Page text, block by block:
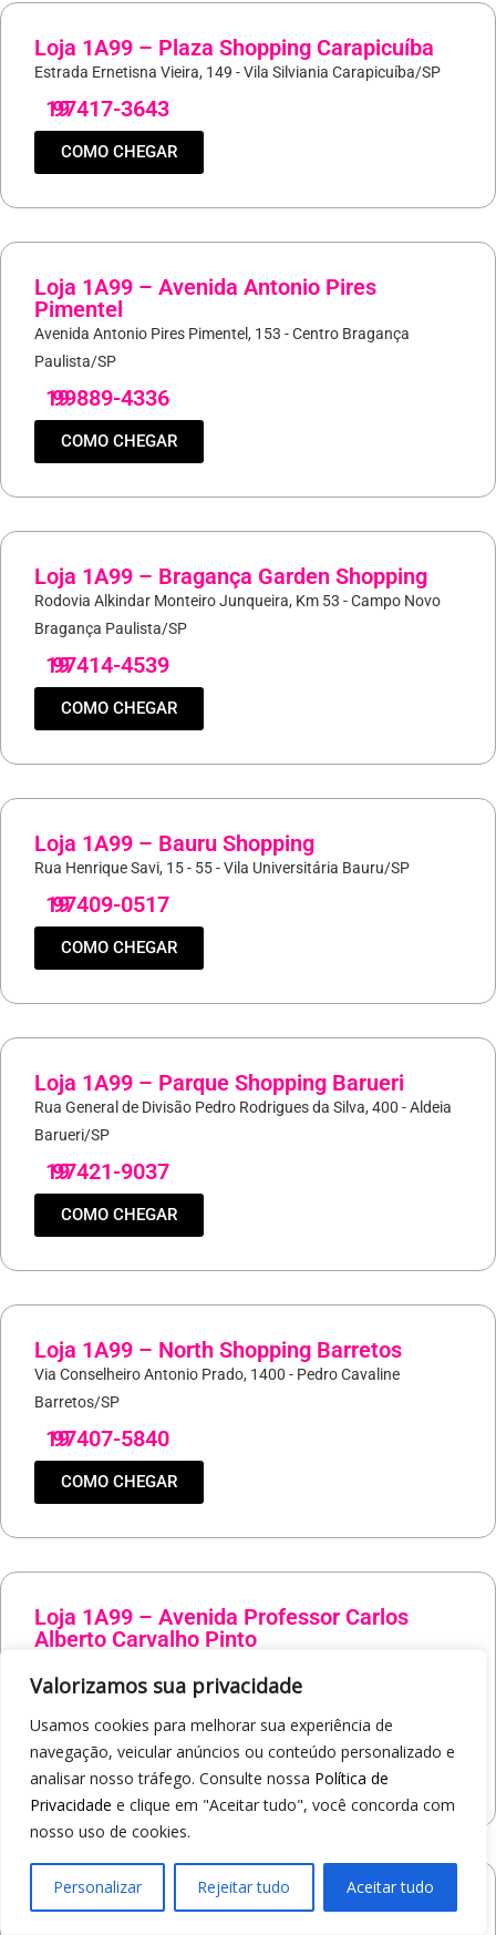
Valorizamos sua privacidade
Usamos cookies para melhorar sua experiência de
navegação, veicular anúncios ou conteúdo personalizado e
analisar nosso tráfego. Consulte nossa Política de
Privacidade e clique em "Aceitar tudo", você concorda com
nosso uso de cookies.
Personalizar Rejeitar tudo Aceitar tudo
Loja 1A99 – Plaza Shopping Carapicuíba
Estrada Ernetisna Vieira, 149 - Vila Silviania Carapicuíba/SP
19
97417-3643
COMO CHEGAR
Loja 1A99 – Avenida Antonio Pires
Pimentel
Avenida Antonio Pires Pimentel, 153 - Centro Bragança
Paulista/SP
19
99889-4336
COMO CHEGAR
Loja 1A99 – Bragança Garden Shopping
Rodovia Alkindar Monteiro Junqueira, Km 53 - Campo Novo
Bragança Paulista/SP
19
97414-4539
COMO CHEGAR
Loja 1A99 – Bauru Shopping
Rua Henrique Savi, 15 - 55 - Vila Universitária Bauru/SP
19
97409-0517
COMO CHEGAR
Loja 1A99 – Parque Shopping Barueri
Rua General de Divisão Pedro Rodrigues da Silva, 400 - Aldeia
Barueri/SP
19
97421-9037
COMO CHEGAR
Loja 1A99 – North Shopping Barretos
Via Conselheiro Antonio Prado, 1400 - Pedro Cavaline
Barretos/SP
19
97407-5840
COMO CHEGAR
Loja 1A99 – Avenida Professor Carlos
Alberto Carvalho Pinto
Atibaia/SP
19
97405-8547
COMO CHEGAR
Loja 1A99 – Shopping Praça Nova